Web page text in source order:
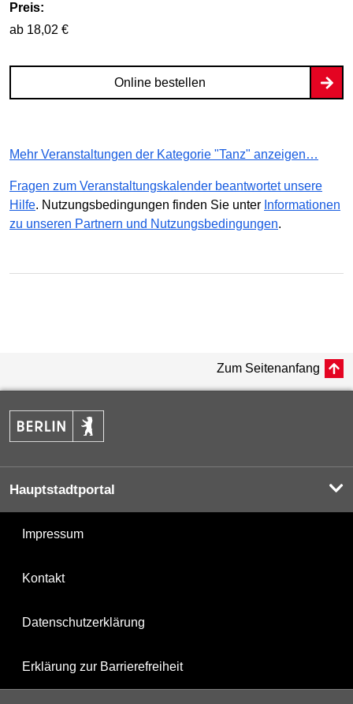
Preis:
ab 18,02 €
Online bestellen
Mehr Veranstaltungen der Kategorie "Tanz" anzeigen…
Fragen zum Veranstaltungskalender beantwortet unsere
Hilfe. Nutzungsbedingungen finden Sie unter Informationen
zu unseren Partnern und Nutzungsbedingungen.
Zum Seitenanfang
Hauptstadtportal
Impressum
Kontakt
Datenschutzerklärung
Erklärung zur Barrierefreiheit